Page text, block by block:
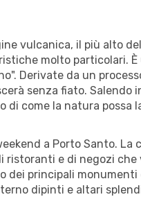
vulcanica, il più alto
molto particolari.
Derivate da un
senza fiato. Salendo
di come la natura possa
a Porto Santo. La
ristoranti e di negozi
dei principali
dipinti e altari